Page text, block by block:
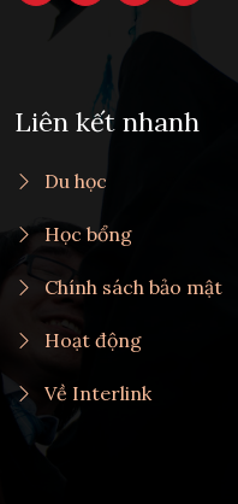
Liên kết nhanh
Du học
Học bổng
Chính sách bảo mật
Hoạt động
Về Interlink